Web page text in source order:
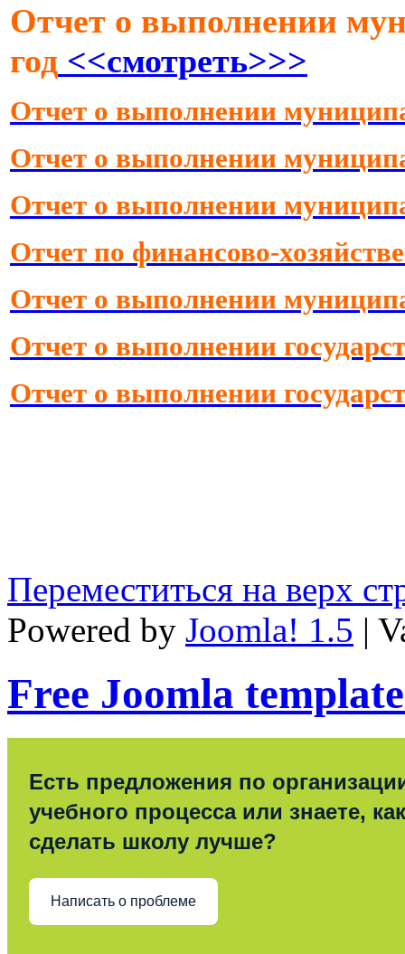
Отчет о выполнении
год <<смотреть>>>
Отчет о выполнении
Отчет о выполнении
Отчет о выполнении
Отчет по финансово-
Отчет о выполнении
Отчет о выполнении
Отчет о выполнении
Переместиться на верх
Powered by Joomla! 1.5 |
Free Joomla
Есть предложения по
учебного процесса или знаете, как
сделать школу лучше?
Написать о проблеме